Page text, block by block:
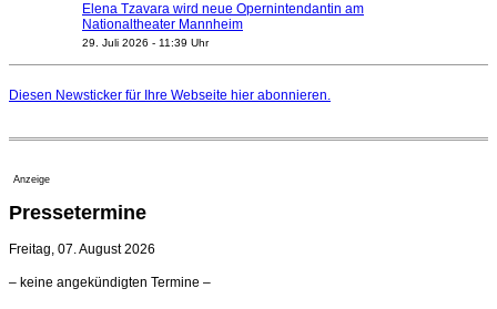
Elena Tzavara wird neue Opernintendantin am
Nationaltheater Mannheim
29. Juli 2026 - 11:39 Uhr
geht 2027
Kammerorchester Heilbronn: Chefdirigent Risto Joost
Opernhäuser gedenken vertriebener jüdischer
Ensemblemitglieder
Festspiele
Diesen Newsticker für Ihre Webseite hier abonnieren.
Anzeige
Pressetermine
Freitag, 07. August 2026
– keine angekündigten Termine –